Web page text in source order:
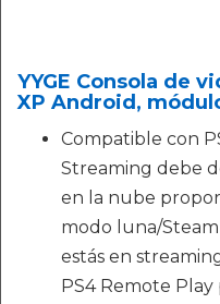
YYGE Consola de
XP Android,
Compatible con
Streaming debe
en la nube
modo luna/
estás en
PS4 Remote Play